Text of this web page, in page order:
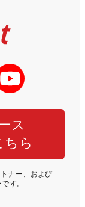
ス
ちら
ナー、および
す。